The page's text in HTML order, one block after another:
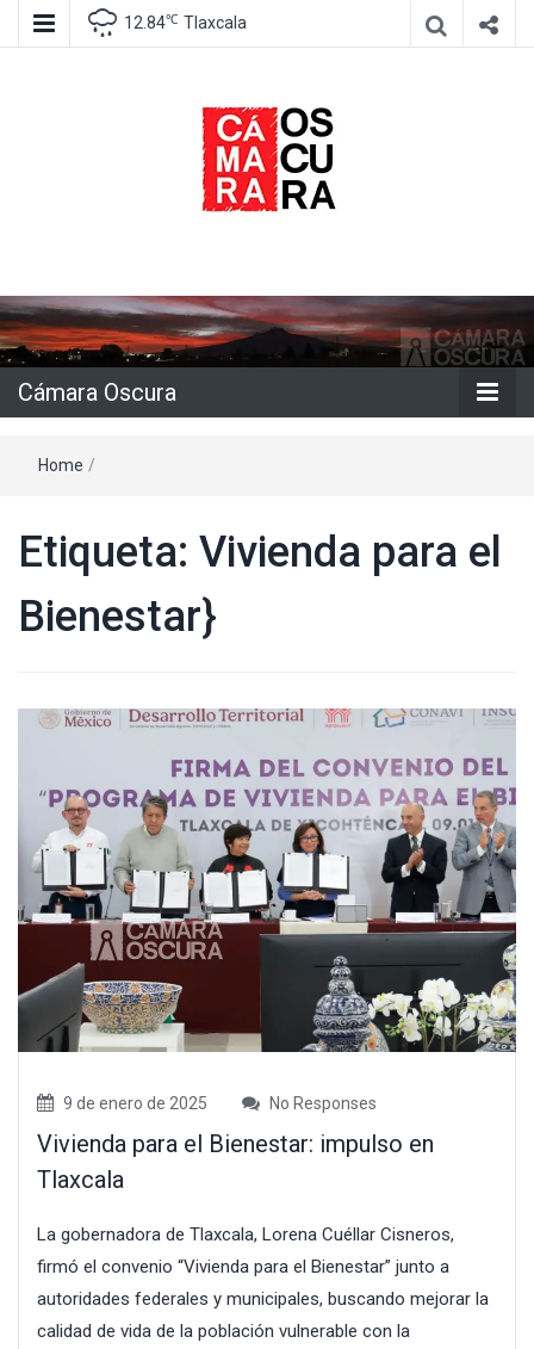
12.84℃ Tlaxcala
Cámara
Oscura
Cámara Oscura
Home /
Etiqueta: Vivienda para el
Bienestar}
9 de enero de 2025 No Responses
Vivienda para el Bienestar: impulso en
Tlaxcala
La gobernadora de Tlaxcala, Lorena Cuéllar Cisneros,
firmó el convenio “Vivienda para el Bienestar” junto a
autoridades federales y municipales, buscando mejorar la
calidad de vida de la población vulnerable con la